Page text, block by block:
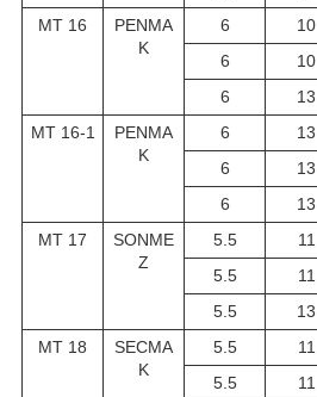
MT 16
PENMA
K
6 10
6
10
6
13
MT 16-1
PENMA
K
6 13
6
13
6
13
MT 17
SONME
Z
5.5 11
5.5
11
5.5
13
MT 18
SECMA
K
5.5 11
5.5
11